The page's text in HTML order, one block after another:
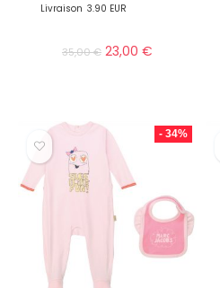
Livraison 3.90 EUR
35,00€ 23,00 €
- 34%